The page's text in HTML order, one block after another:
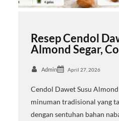
Resep Cendol
Almond Segar,
Admin April 27, 2026
Cendol Dawet Susu
minuman tradisional yang
dengan sentuhan bahan